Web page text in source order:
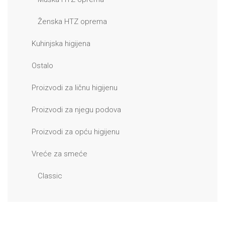
Ženska HTZ oprema
Kuhinjska higijena
Ostalo
Proizvodi za ličnu higijenu
Proizvodi za njegu podova
Proizvodi za opću higijenu
Vreće za smeće
Classic